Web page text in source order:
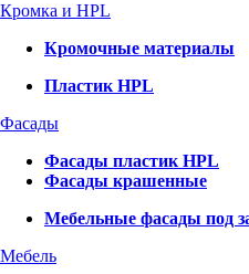
Кромка и HPL
Кромочные материалы
Пластик HPL
Фасады
Фасады пластик HPL
Фасады крашенные
Мебельные фасады под
Мебель